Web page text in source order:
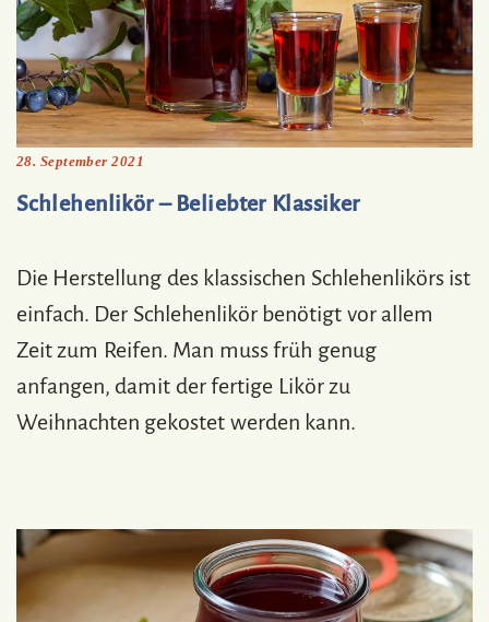
28. September 2021
Schlehenlikör – Beliebter Klassiker
Die Herstellung des klassischen Schlehenlikörs ist
einfach. Der Schlehenlikör benötigt vor allem
Zeit zum Reifen. Man muss früh genug
anfangen, damit der fertige Likör zu
Weihnachten gekostet werden kann.